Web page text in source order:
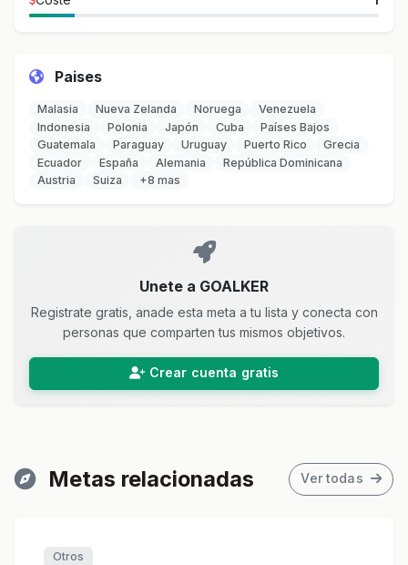
Paises
Malasia Nueva Zelanda Noruega
Venezuela
Indonesia
Polonia Japón Cuba
Países Bajos
Guatemala
Paraguay Uruguay Puerto Rico
Grecia
Ecuador
España Alemania
República Dominicana
Austria
Suiza +8 mas
Unete a GOALKER
Registrate gratis, anade esta meta a tu lista y conecta con
personas que comparten tus mismos objetivos.
Crear cuenta gratis
Metas relacionadas Ver todas
Otros